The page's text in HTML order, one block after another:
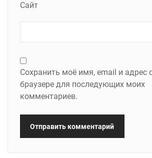
Сайт
Сохранить моё имя, email и адрес
браузере для последующих моих
комментариев.